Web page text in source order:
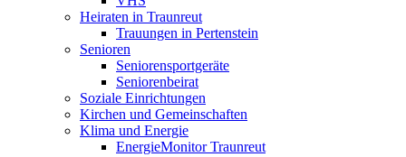
Heiraten in Traunreut
Trauungen in Pertenstein
Senioren
Seniorensportgeräte
Seniorenbeirat
Soziale Einrichtungen
Kirchen und Gemeinschaften
Klima und Energie
EnergieMonitor Traunreut